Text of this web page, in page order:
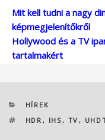
Mit kell tudni a nagy
képmegjelenítőkről
Hollywood és a TV
tartalmakért
KATEGÓRIÁK
HÍREK
CÍMKÉK
HDR , IHS , TV ,